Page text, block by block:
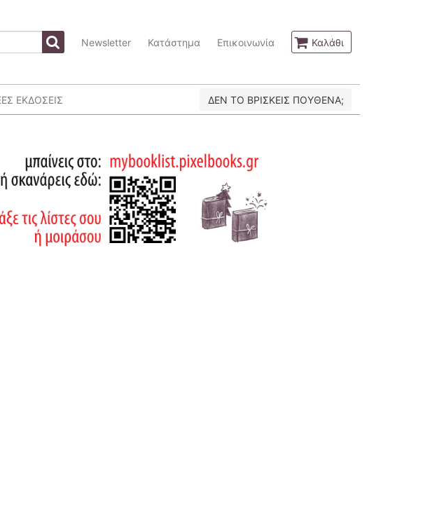
Newsletter Κατάστημα Επικοινωνία Καλάθι
ΕΚΔΟΣΕΙΣ ΔΕΝ ΤΟ ΒΡΙΣΚΕΙΣ ΠΟΥΘΕΝΑ;